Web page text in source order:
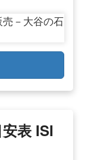
表 ISI